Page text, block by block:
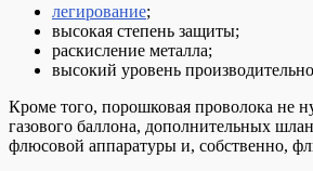
легирование;
высокая степень защиты;
раскисление металла;
высокий уровень
Кроме того, порошковая проволока не
газового баллона, дополнительных
флюсовой аппаратуры и, собственно,